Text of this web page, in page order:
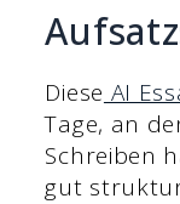
Diese AI
Tage, an
Schreiben
gut